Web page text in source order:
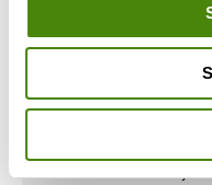
Olemme
Kauppojen
1.9.2023